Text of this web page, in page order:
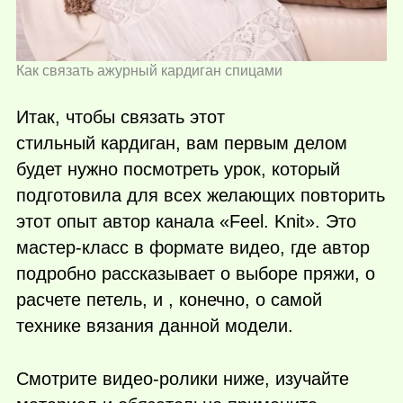
Как связать ажурный кардиган спицами
Итак, чтобы связать этот
стильный кардиган, вам первым делом
будет нужно посмотреть урок, который
подготовила для всех желающих повторить
этот опыт автор канала «Feel. Knit». Это
мастер-класс в формате видео, где автор
подробно рассказывает о выборе пряжи, о
расчете петель, и , конечно, о самой
технике вязания данной модели.
Смотрите видео-ролики ниже, изучайте